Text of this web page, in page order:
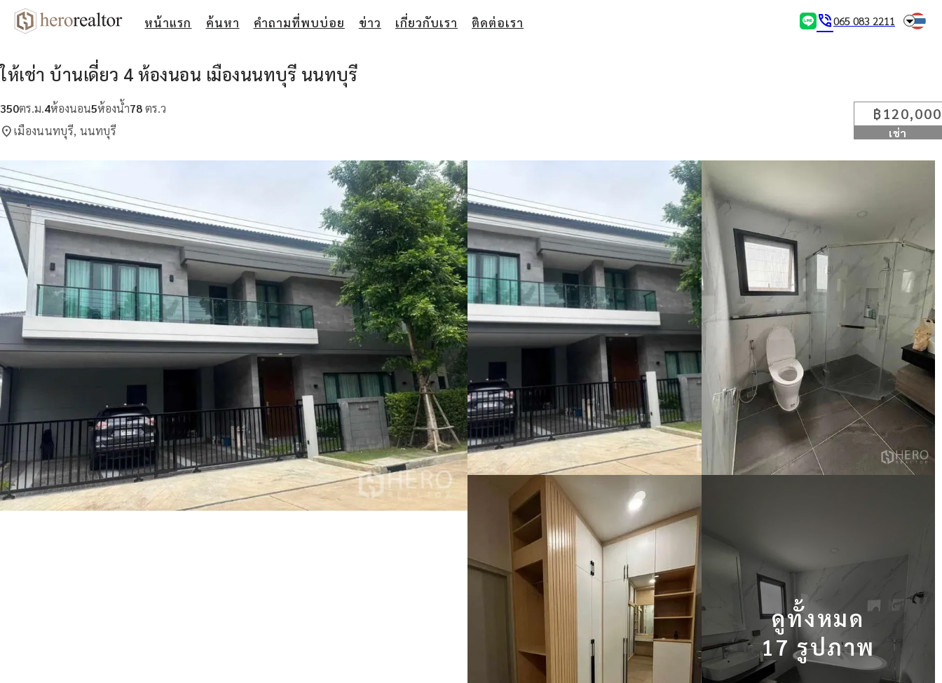
หน้าแรก ค้นหา คำถามที่พบบ่อย ข่าว เกี่ยวกับเรา ติดต่อเรา phone_in_talk065 083 2211 arrow_drop_down
ให้เช่า บ้านเดี่ยว 4 ห้องนอน เมืองนนทบุรี นนทบุรี
350ตร.ม.4ห้องนอน5ห้องน้ำ78ตร.ว
location_onเมืองนนทบุรี, นนทบุรี
฿120,000
เช่า
ดูทั้งหมด
17 รูปภาพ